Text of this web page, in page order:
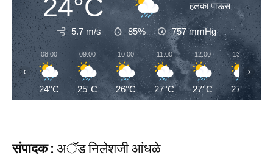
24°C हलका पाऊस
5.7 m/s 85% 757mmHg
08:00
24°C
09:00
25°C
10:00
26°C
11:00
27°C
12:00
27°C
13:00
27°C
‹ ›
संपादक : अॅड निलेशजी आंधळे